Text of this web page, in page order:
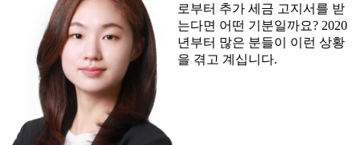
로부터 추가 세금 고지서를 받
는다면 어떤 기분일까요? 2020
년부터 많은 분들이 이런 상황
을 겪고 계십니다.